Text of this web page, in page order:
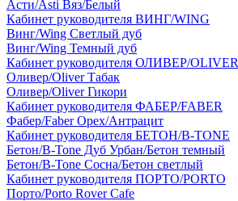
Асти/Asti Вяз/Белый
Кабинет руководителя ВИНГ/WING
Винг/Wing Светлый дуб
Винг/Wing Темный дуб
Кабинет руководителя ОЛИВЕР/OLIVER
Оливер/Oliver Табак
Оливер/Oliver Гикори
Кабинет руководителя ФАБЕР/FABER
Фабер/Faber Орех/Антрацит
Кабинет руководителя БЕТОН/B-TONE
Бетон/B-Tone Дуб Урбан/Бетон темный
Бетон/B-Tone Сосна/Бетон светлый
Кабинет руководителя ПОРТО/PORTO
Порто/Porto Rover Cafe